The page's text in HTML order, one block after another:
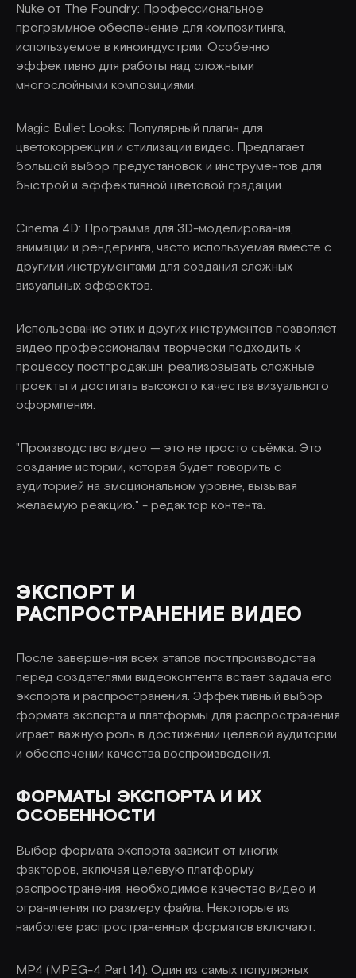
Nuke от The Foundry: Профессиональное
программное обеспечение для композитинга,
используемое в киноиндустрии. Особенно
эффективно для работы над сложными
многослойными композициями.
Magic Bullet Looks: Популярный плагин для
цветокоррекции и стилизации видео. Предлагает
большой выбор предустановок и инструментов для
быстрой и эффективной цветовой градации.
Cinema 4D: Программа для 3D-моделирования,
анимации и рендеринга, часто используемая вместе с
другими инструментами для создания сложных
визуальных эффектов.
Использование этих и других инструментов позволяет
видео профессионалам творчески подходить к
процессу постпродакшн, реализовывать сложные
проекты и достигать высокого качества визуального
оформления.
"Производство видео — это не просто съёмка. Это
создание истории, которая будет говорить с
аудиторией на эмоциональном уровне, вызывая
желаемую реакцию." - редактор контента.
ЭКСПОРТ И
РАСПРОСТРАНЕНИЕ ВИДЕО
После завершения всех этапов постпроизводства
перед создателями видеоконтента встает задача его
экспорта и распространения. Эффективный выбор
формата экспорта и платформы для распространения
играет важную роль в достижении целевой аудитории
и обеспечении качества воспроизведения.
ФОРМАТЫ ЭКСПОРТА И ИХ
ОСОБЕННОСТИ
Выбор формата экспорта зависит от многих
факторов, включая целевую платформу
распространения, необходимое качество видео и
ограничения по размеру файла. Некоторые из
наиболее распространенных форматов включают:
MP4 (MPEG-4 Part 14): Один из самых популярных